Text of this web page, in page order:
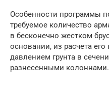
Особенности программы
требуемое количество
в бесконечно жестком
основании, из расчета
давлением грунта в
разнесенными колоннами.